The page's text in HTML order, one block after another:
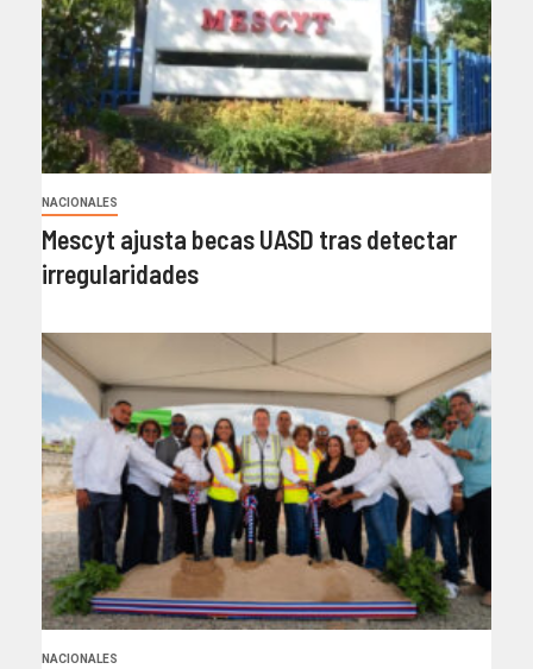
NACIONALES
Mescyt ajusta becas UASD tras detectar
irregularidades
NACIONALES